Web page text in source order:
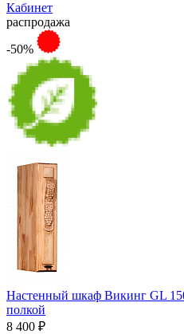
Кабинет
распродажа
-50%
Настенный шкаф Викинг GL
полкой
8 400 ₽